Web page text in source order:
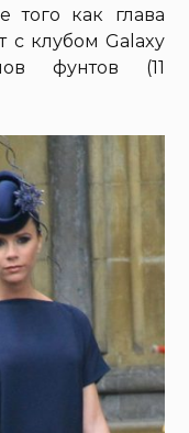
того как глава
с клубом Galaxy
фунтов (11